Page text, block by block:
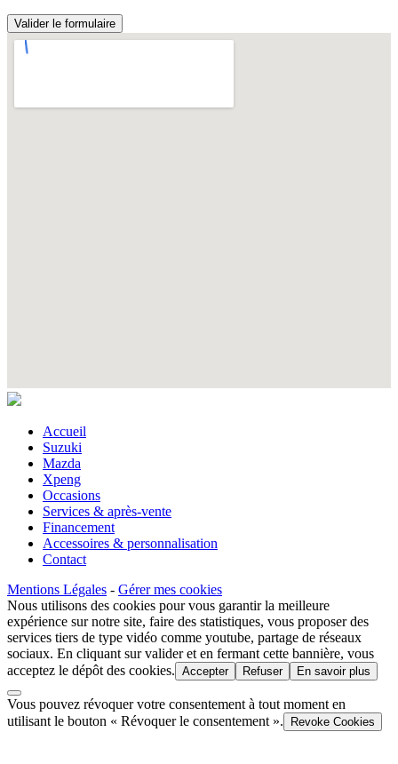
Accueil
Suzuki
Mazda
Xpeng
Occasions
Services & après-vente
Financement
Accessoires & personnalisation
Contact
Mentions Légales - Gérer mes cookies
Nous utilisons des cookies pour vous garantir la meilleure
expérience sur notre site, faire des statistiques, vous proposer des
services tiers de type vidéo comme youtube, partage de réseaux
sociaux. En cliquant sur valider et en fermant cette bannière, vous
acceptez le dépôt des cookies. Accepter Refuser En savoir plus
Vous pouvez révoquer votre consentement à tout moment en
utilisant le bouton « Révoquer le consentement ».
Revoke Cookies